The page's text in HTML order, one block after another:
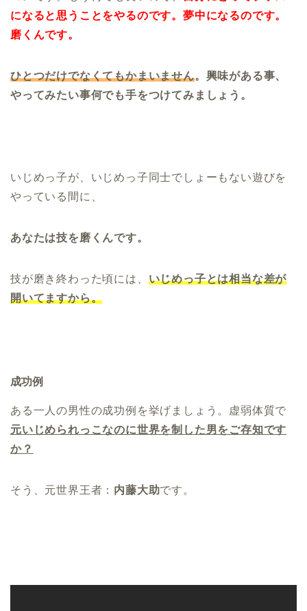
になると思うことをやるのです。夢中になるのです。
磨くんです。
ひとつだけでなくてもかまいません。興味がある事、
やってみたい事何でも手をつけてみましょう。
いじめっ子が、いじめっ子同士でしょーもない遊びを
やっている間に、
あなたは技を磨くんです。
技が磨き終わった頃には、 いじめっ子とは相当な差が
開いてますから。
成功例
ある一人の男性の成功例を挙げましょう。虚弱体質で
元いじめられっこなのに世界を制した男をご存知です
か？
そう、元世界王者： 内藤大助です。